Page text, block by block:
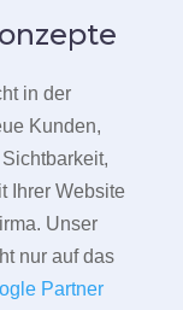
in der
Kunden,
Ihrer Website
Unser
nur auf das
Partner